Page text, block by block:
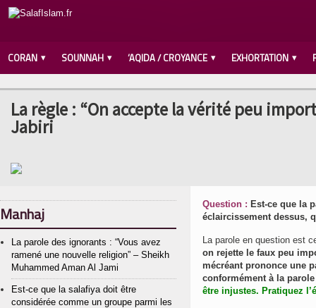
CORAN SOUNNAH ‘AQIDA / CROYANCE EXHORTATION
La règle : “On accepte la vérité peu
Jabiri
Question : Est-ce que la
éclaircissement dessus,
La parole en question est
on rejette le faux peu
mécréant prononce une
conformément à la
être injustes. Pratiquez
Manhaj
La parole des ignorants : “Vous avez
ramené une nouvelle religion” – Sheikh
Muhammed Aman Al Jami
Est-ce que la salafiya doit être
considérée comme un groupe parmi les